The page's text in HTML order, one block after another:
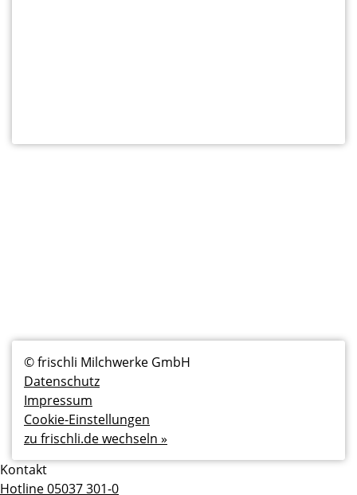
Fußzeilenmenü
© frischli Milchwerke GmbH
Datenschutz
Impressum
Cookie-Einstellungen
zu frischli.de wechseln »
Kontakt
Hotline 05037 301-0